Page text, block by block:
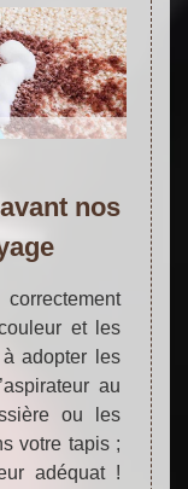
nos
et les
adopter les
au
ou les
votre tapis ;
adéquat !